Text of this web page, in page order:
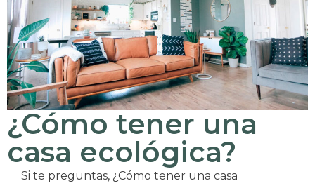
¿Cómo tener una
casa ecológica?
Si te preguntas, ¿Cómo tener una casa